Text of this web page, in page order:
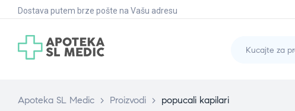
Dostava putem brze pošte na Vašu adresu
Apoteka SL Medic > Proizvodi > popucali kapilari